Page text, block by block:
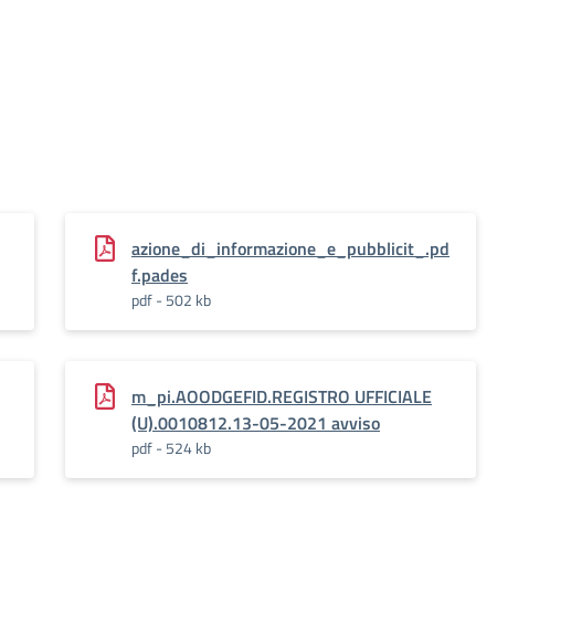
azione_di_informazione_e_pubblicit_.pd
f.pades
pdf - 502 kb
m_pi.AOODGEFID.REGISTRO UFFICIALE
(U).0010812.13-05-2021 avviso
pdf - 524 kb